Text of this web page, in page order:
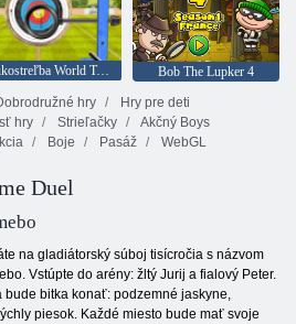
Lukostreľba World Tour - luk a šíp strieľať
Bob The Lupker 4
hry
Hry pre deti
hry Strieľačky
Akčný Boys
Boje Pasáž WebGL
Duel
na gladiátorský súboj tisícročia s názvom
Vstúpte do arény: žltý Jurij a fialový Peter.
bude bitka konať: podzemné jaskyne,
piesok. Každé miesto bude mať svoje